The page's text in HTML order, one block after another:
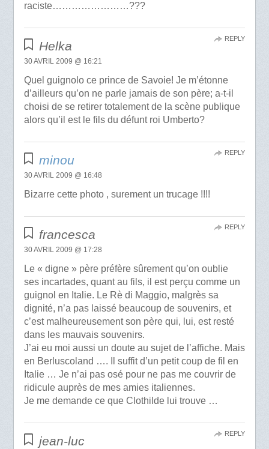
raciste……………………???
Helka
30 AVRIL 2009 @ 16:21
Quel guignolo ce prince de Savoie! Je m’étonne
d’ailleurs qu’on ne parle jamais de son père; a-t-il
choisi de se retirer totalement de la scène publique
alors qu’il est le fils du défunt roi Umberto?
REPLY
minou
30 AVRIL 2009 @ 16:48
Bizarre cette photo , surement un trucage !!!!
REPLY
francesca
30 AVRIL 2009 @ 17:28
Le « digne » père préfère sûrement qu’on oublie
ses incartades, quant au fils, il est perçu comme un
guignol en Italie. Le Rè di Maggio, malgrès sa
dignité, n’a pas laissé beaucoup de souvenirs, et
c’est malheureusement son père qui, lui, est resté
dans les mauvais souvenirs.
J’ai eu moi aussi un doute au sujet de l’affiche. Mais
en Berluscoland …. Il suffit d’un petit coup de fil en
Italie … Je n’ai pas osé pour ne pas me couvrir de
ridicule auprès de mes amies italiennes.
Je me demande ce que Clothilde lui trouve …
REPLY
jean-luc
REPLY